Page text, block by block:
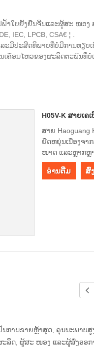
ຟຟ້າໃບຢັ້ງຢືນຈີນແລະຜູ້ສະ
LPCB, CSA€ ¦ .
ະມີປະສິດທິພາບທີ່ບໍ່ມີການທຽບເ
ຄື່ອນໄຫວຂອງຜະລິດຕະພັນທີ່
H05V-K ສາຍເ
ສາຍ Haoguang
ຍືດຫຍຸ່ນເນື່ອງຈາ
ໜາດ ແລະຫຼາກຫຼ
ອ່ານ​ຕື່ມ ສົ່
ການຂາຍຫຼ້າສຸດ, ຄຸນນະພາບ
ລິດ, ຜູ້ສະ ໜອງ ແລະຜູ້ສົ່ງອອກ